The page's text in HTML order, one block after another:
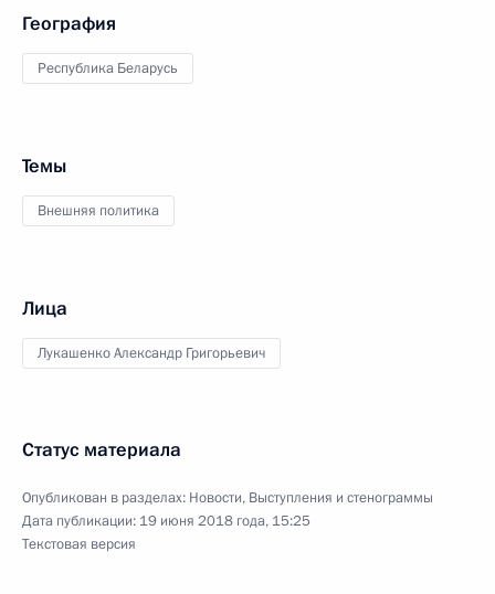
География
Республика Беларусь
Темы
Внешняя политика
Лица
Лукашенко Александр Григорьевич
Статус материала
Опубликован в разделах: Новости, Выступления и стенограммы
Дата публикации: 19 июня 2018 года, 15:25
Текстовая версия